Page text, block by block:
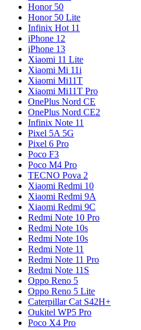
Honor 50
Honor 50 Lite
Infinix Hot 11
iPhone 12
iPhone 13
Xiaomi 11 Lite
Xiaomi Mi 11i
Xiaomi Mi11T
Xiaomi Mi11T Pro
OnePlus Nord CE
OnePlus Nord CE2
Infinix Note 11
Pixel 5A 5G
Pixel 6 Pro
Poco F3
Poco M4 Pro
TECNO Pova 2
Xiaomi Redmi 10
Xiaomi Redmi 9A
Xiaomi Redmi 9C
Redmi Note 10 Pro
Redmi Note 10s
Redmi Note 10s
Redmi Note 11
Redmi Note 11 Pro
Redmi Note 11S
Oppo Reno 5
Oppo Reno 5 Lite
Caterpillar Cat S42H+
Oukitel WP5 Pro
Poco X4 Pro